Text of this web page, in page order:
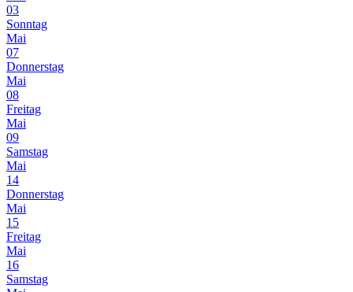
03
Sonntag
Mai
07
Donnerstag
Mai
08
Freitag
Mai
09
Samstag
Mai
14
Donnerstag
Mai
15
Freitag
Mai
16
Samstag